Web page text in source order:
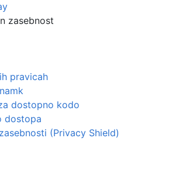
zasebnost
pravicah
dostopno kodo
dostopa
(Privacy Shield)